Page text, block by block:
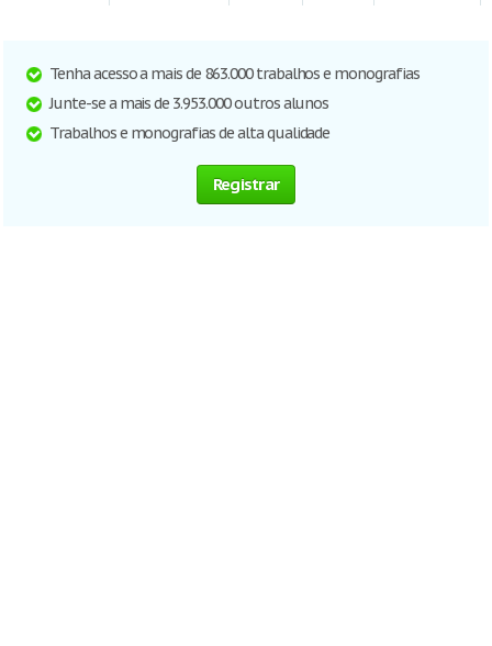
Tenha acesso a mais de 863.000 trabalhos e monografias
Junte-se a mais de 3.953.000 outros alunos
Trabalhos e monografias de alta qualidade
Registrar